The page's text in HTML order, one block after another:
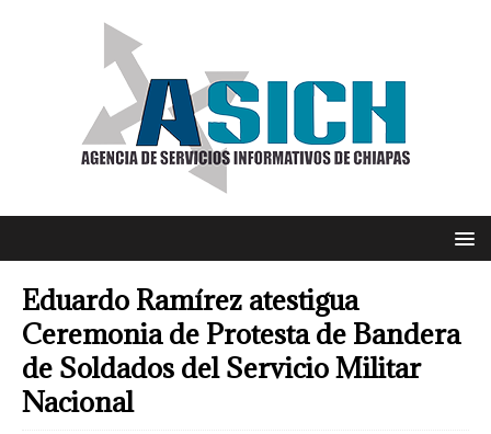
Eduardo Ramírez atestigua
Ceremonia de Protesta de Bandera
de Soldados del Servicio Militar
Nacional